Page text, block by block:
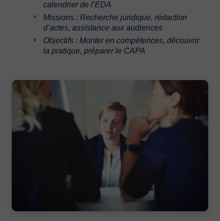
calendrier de l’EDA
Missions : Recherche juridique, rédaction
d’actes, assistance aux audiences
Objectifs : Monter en compétences, découvrir
la pratique, préparer le CAPA